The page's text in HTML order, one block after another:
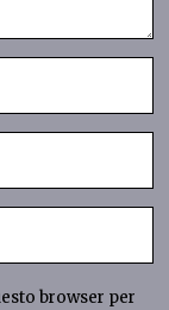
browser per